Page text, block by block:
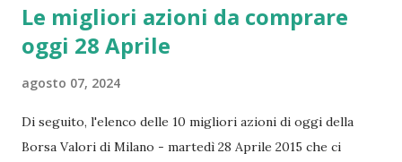
Le migliori azioni da comprare
oggi 28 Aprile
agosto 07, 2024
Di seguito, l'elenco delle 10 migliori azioni di oggi della
Borsa Valori di Milano - martedì 28 Aprile 2015 che ci